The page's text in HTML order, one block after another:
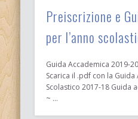
Preiscrizione e
per l’anno
Guida Accademica 2019-
Scarica il .pdf con la Guida
Scolastico 2017-18 Guida
~ …